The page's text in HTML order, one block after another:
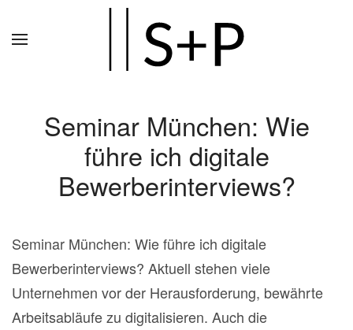
Seminar München: Wie
führe ich digitale
Bewerberinterviews?
Seminar München: Wie führe ich digitale
Bewerberinterviews? Aktuell stehen viele
Unternehmen vor der Herausforderung, bewährte
Arbeitsabläufe zu digitalisieren. Auch die